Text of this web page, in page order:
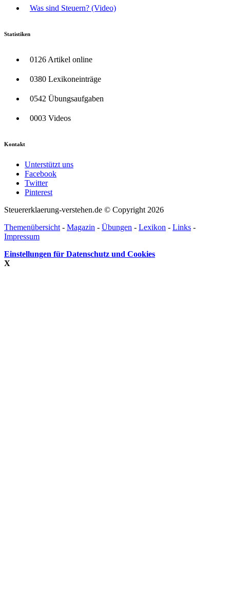
Was sind Steuern? (Video)
Statistiken
0126 Artikel online
0380 Lexikoneinträge
0542 Übungsaufgaben
0003 Videos
Kontakt
Unterstützt uns
Facebook
Twitter
Pinterest
Steuererklaerung-verstehen.de © Copyright 2026
Themenübersicht - Magazin - Übungen - Lexikon - Links -
Impressum
Einstellungen für Datenschutz und Cookies
X